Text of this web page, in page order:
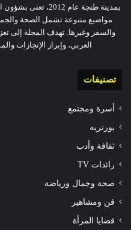
بمدينة طنجة عام
مواضيع متنوعة تشمل الصحة
والسفر وغيرها. تهدف المجلة إلى
العربي، وإبراز الإنجازات
تصنيفات
أسرة ومجتمع
بورتريه
ثقافة وأدب
رائدات TV
صحة وجمال ورياضة
فن ومشاهير
قضايا المرأة